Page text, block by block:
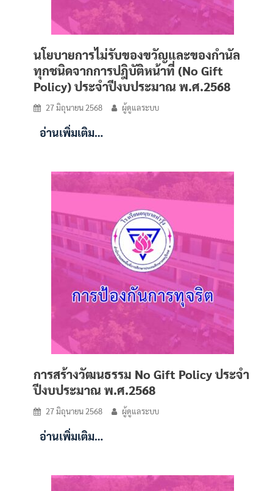
นโยบายการไม่รับของขวัญและของกำนัล
ทุกชนิดจากการปฎิบัติหน้าที่ (No Gift
Policy) ประจำปีงบประมาณ พ.ศ.2568
27 มิถุนายน 2568 ผู้ดูแลระบบ
อ่านเพิ่มเติม…
การสร้างวัฒนธรรม No Gift Policy ประจำ
ปีงบประมาณ พ.ศ.2568
27 มิถุนายน 2568 ผู้ดูแลระบบ
อ่านเพิ่มเติม…